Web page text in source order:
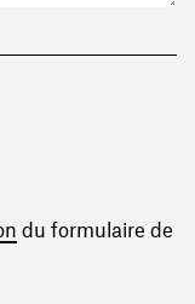
(ouvre une
du formulaire de